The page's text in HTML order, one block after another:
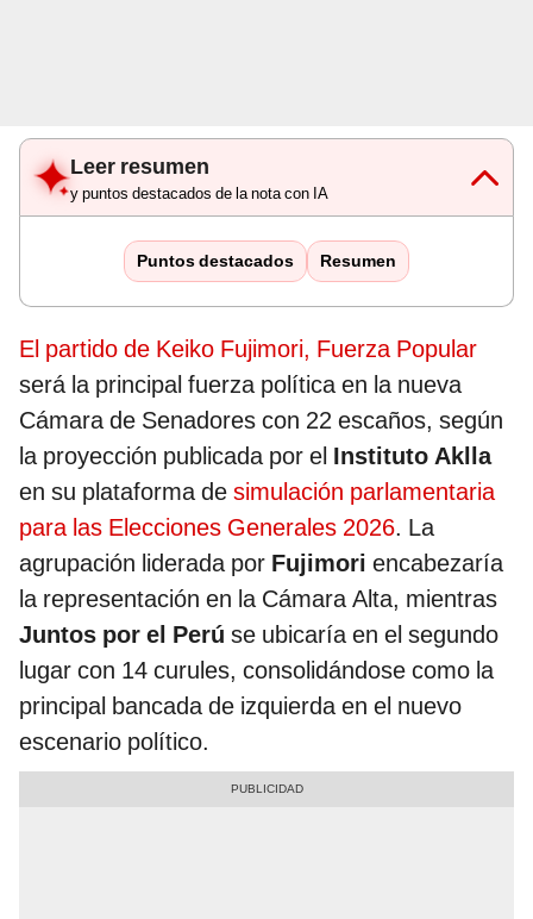
Leer resumen
y puntos destacados de la nota con IA
Puntos destacados Resumen
El partido de Keiko Fujimori, Fuerza Popular
será la principal fuerza política en la nueva
Cámara de Senadores con 22 escaños, según
la proyección publicada por el Instituto Aklla
en su plataforma de simulación parlamentaria
para las Elecciones Generales 2026. La
agrupación liderada por Fujimori encabezaría
la representación en la Cámara Alta, mientras
Juntos por el Perú se ubicaría en el segundo
lugar con 14 curules, consolidándose como la
principal bancada de izquierda en el nuevo
escenario político.